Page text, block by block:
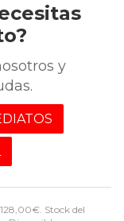
128,00€ . Stock del
y